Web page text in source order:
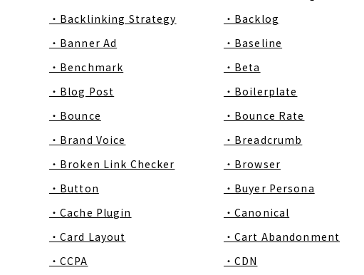
・Backlinking Strategy
・Backlog
・Banner Ad
・Baseline
・Benchmark
・Beta
・Blog Post
・Boilerplate
・Bounce
・Bounce Rate
・Brand Voice
・Breadcrumb
・Broken Link Checker
・Browser
・Button
・Buyer Persona
・Cache Plugin
・Canonical
・Card Layout
・Cart Abandonment
・CCPA
・CDN